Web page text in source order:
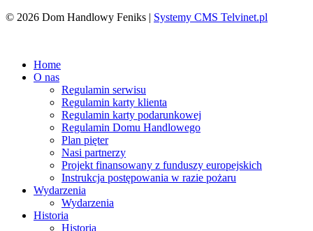
© 2026 Dom Handlowy Feniks | Systemy CMS Telvinet.pl
Home
O nas
Regulamin serwisu
Regulamin karty klienta
Regulamin karty podarunkowej
Regulamin Domu Handlowego
Plan pięter
Nasi partnerzy
Projekt finansowany z funduszy europejskich
Instrukcja postępowania w razie pożaru
Wydarzenia
Wydarzenia
Historia
Historia